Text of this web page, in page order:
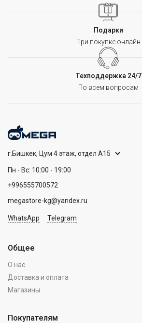
Подарки
При покупке онлайн
Техподдержка 24/7
По всем вопросам
г.Бишкек, Цум 4 этаж, отдел А15
Пн - Вс: 10:00 - 19:00
+996555700572
megastore-kg@yandex.ru
WhatsApp Telegram
Общее
О нас
Доставка и оплата
Магазины
Покупателям